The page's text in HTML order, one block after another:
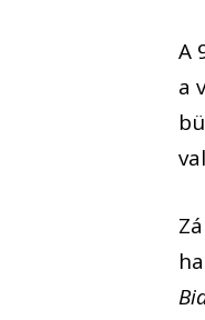
A
a